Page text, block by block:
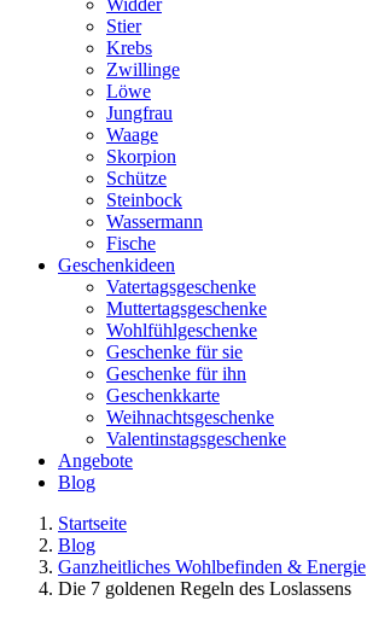
Widder
Stier
Krebs
Zwillinge
Löwe
Jungfrau
Waage
Skorpion
Schütze
Steinbock
Wassermann
Fische
Geschenkideen
Vatertagsgeschenke
Muttertagsgeschenke
Wohlfühlgeschenke
Geschenke für sie
Geschenke für ihn
Geschenkkarte
Weihnachtsgeschenke
Valentinstagsgeschenke
Angebote
Blog
Startseite
Blog
Ganzheitliches Wohlbefinden & Energie
Die 7 goldenen Regeln des Loslassens